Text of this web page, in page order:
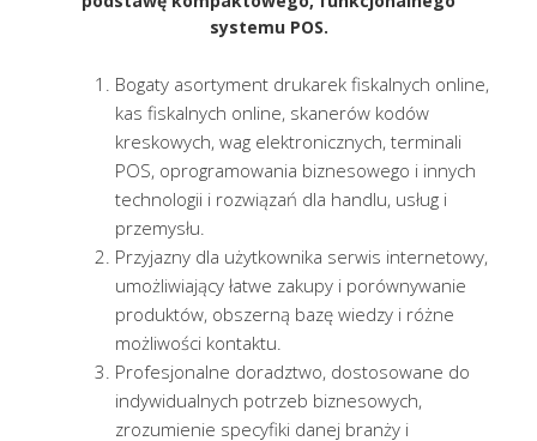
systemu POS.
Bogaty asortyment drukarek fiskalnych online,
kas fiskalnych online, skanerów kodów
kreskowych, wag elektronicznych, terminali
POS, oprogramowania biznesowego i innych
technologii i rozwiązań dla handlu, usług i
przemysłu.
Przyjazny dla użytkownika serwis internetowy,
umożliwiający łatwe zakupy i porównywanie
produktów, obszerną bazę wiedzy i różne
możliwości kontaktu.
Profesjonalne doradztwo, dostosowane do
indywidualnych potrzeb biznesowych,
zrozumienie specyfiki danej branży i